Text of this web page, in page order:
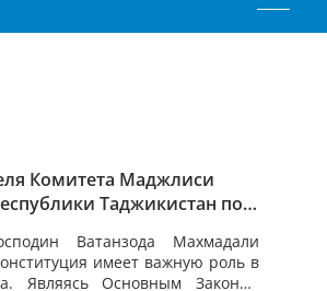
Комитета Маджлиси
Таджикистан по
господина
на конференции
Ватанзода Махмадали
имеет важную роль в
Являясь Основным Законом